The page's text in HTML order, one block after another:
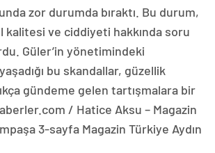
zor durumda bıraktı. Bu durum,
kalitesi ve ciddiyeti hakkında soru
Güler’in yönetimindeki
bu skandallar, güzellik
gündeme gelen tartışmalara bir
/ Hatice Aksu – Magazin
3-sayfa Magazin Türkiye Aydın